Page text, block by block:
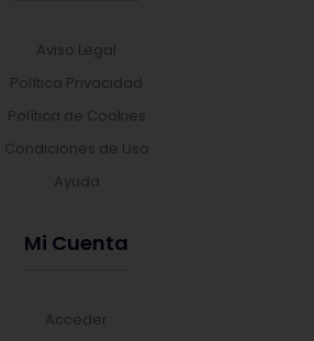
Aviso Legal
Política Privacidad
Política de Cookies
Condiciones de Uso
Ayuda
Mi Cuenta
Acceder